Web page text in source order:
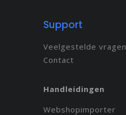
Support
Veelgestelde vragen
Contact
Handleidingen
Webshopimporter